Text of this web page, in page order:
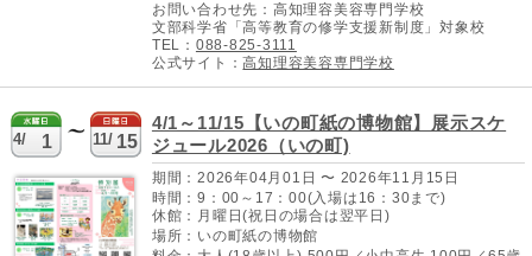
お問い合わせ先：高知理容美容専門学校
文部科学省「高等教育の修学支援新制度」対象校
TEL： 088-825-3111
公式サイト：高知理容美容専門学校
4/ 1 11/ 15
4/1～11/15【いの町紙の博物館】展示スケ
ジュール2026（いの町)
期間：2026年04月01日 〜 2026年11月15日
時間：9：00～17：00(入場は16：30まで)
休館：月曜日(祝日の場合は翌平日)
場所：いの町紙の博物館